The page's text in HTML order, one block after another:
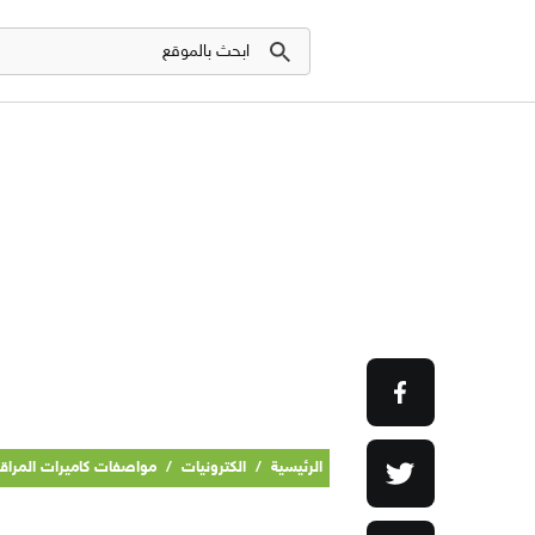
الرئيسية / الكترونيات / مواصفات كاميرات